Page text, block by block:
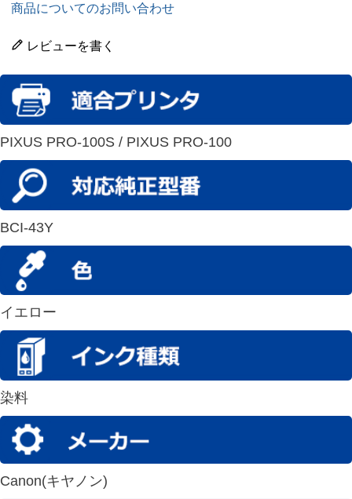
商品についてのお問い合わせ
レビューを書く
PIXUS PRO-100S / PIXUS PRO-100
BCI-43Y
イエロー
染料
Canon(キヤノン)